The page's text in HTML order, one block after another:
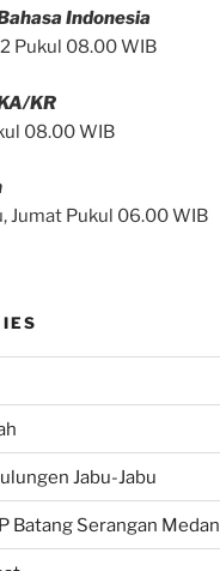
Indonesia
Pukul 08.00 WIB
KR
08.00 WIB
Jumat Pukul 06.00 WIB
Jabu-Jabu
Batang Serangan Medan